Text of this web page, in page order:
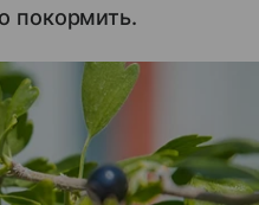
покормить.